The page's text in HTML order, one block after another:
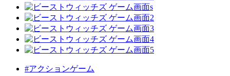
#アクションゲーム